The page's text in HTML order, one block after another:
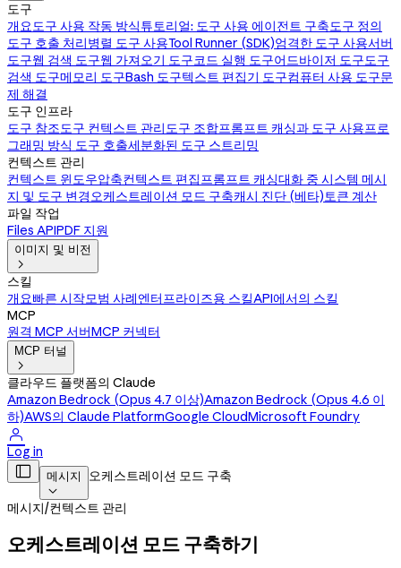
도구
개요도구 사용 작동 방식튜토리얼: 도구 사용 에이전트 구축도구 정의
도구 호출 처리병렬 도구 사용Tool Runner (SDK)엄격한 도구 사용서버
도구웹 검색 도구웹 가져오기 도구코드 실행 도구어드바이저 도구도구
검색 도구메모리 도구Bash 도구텍스트 편집기 도구컴퓨터 사용 도구문
제 해결
도구 인프라
도구 참조도구 컨텍스트 관리도구 조합프롬프트 캐싱과 도구 사용프로
그래밍 방식 도구 호출세분화된 도구 스트리밍
컨텍스트 관리
컨텍스트 윈도우압축컨텍스트 편집프롬프트 캐싱대화 중 시스템 메시
지 및 도구 변경오케스트레이션 모드 구축캐시 진단 (베타)토큰 계산
파일 작업
Files APIPDF 지원
이미지 및 비전

스킬
개요빠른 시작모범 사례엔터프라이즈용 스킬API에서의 스킬
MCP
원격 MCP 서버MCP 커넥터
MCP 터널

클라우드 플랫폼의 Claude
Amazon Bedrock (Opus 4.7 이상)Amazon Bedrock (Opus 4.6 이
하)AWS의 Claude PlatformGoogle CloudMicrosoft Foundry

Log in
 메시지

오케스트레이션 모드 구축
메시지/컨텍스트 관리
오케스트레이션 모드 구축하기